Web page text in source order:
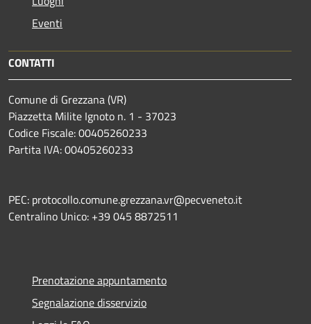
Eventi
CONTATTI
Comune di Grezzana (VR)
Piazzetta Milite Ignoto n. 1 - 37023
Codice Fiscale: 00405260233
Partita IVA: 00405260233
PEC: protocollo.comune.grezzana.vr@pecveneto.it
Centralino Unico: +39 045 8872511
Prenotazione appuntamento
Segnalazione disservizio